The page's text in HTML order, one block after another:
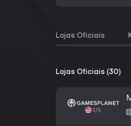
Lojas Oficiais
Lojas Oficiais (30)